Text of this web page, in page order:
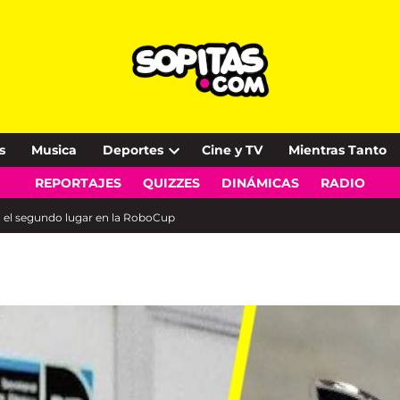
Musica Deportes
Open
dropdown
Cine y TV Mientras Tanto
REPORTAJES QUIZZES DINÁMICAS RADIO
segundo lugar en la RoboCup